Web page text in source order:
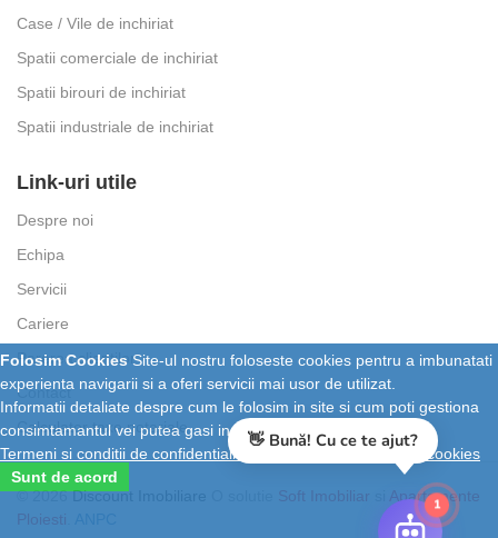
Case / Vile de inchiriat
Spatii comerciale de inchiriat
Spatii birouri de inchiriat
Spatii industriale de inchiriat
Link-uri utile
Despre noi
Echipa
Servicii
Cariere
Parerea clientilor
Contact
Calculator taxe notariale
© 2026Discount Imobiliare Soft Imobiliar
Apartamente
Ploiesti
Folosim Cookies Site-ul nostru foloseste cookies pentru a imbunatati
experienta navigarii si a oferi servicii mai usor de utilizat.
Informatii detaliate despre cum le folosim in site si cum poti gestiona
consimtamantul vei putea gasi in
Termeni si conditii de confidentialitate
Setari personalizate cookies
Sunt de acord
1